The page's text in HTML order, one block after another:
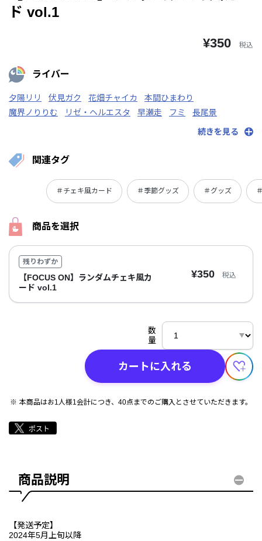
ド vol.1
¥350 税込
ライバー
夕陽リリ 伏見ガク 花畑チャイカ
本間ひまわり
魔界ノりりむ
リゼ・ヘルエスタ 早瀬走 フミ
長尾景
レオス・ヴィンセント
続きを見る
関連タグ
＃チェキ風カード ＃季節グッズ ＃グッズ
商品を選択
残りわずか
【FOCUS ON】ランダムチェキ風カ
ード vol.1
¥350 税込
数
量
カートに入れる
本商品はお1人様1会計につき、40点までのご購入とさせていただきます。
商品説明
【発送予定】
2024年5月上旬以降